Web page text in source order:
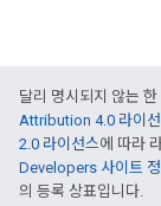
달리 명시되지 않는
Attribution 4.0 라이
2.0 라이선스에 따라
Developers 사이트
의 등록 상표입니다.